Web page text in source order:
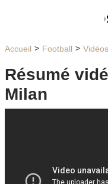
Accueil Football Vidéos
Résumé
Milan